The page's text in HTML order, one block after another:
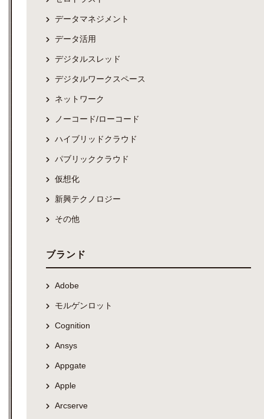
データマネジメント
データ活用
デジタルスレッド
デジタルワークスペース
ネットワーク
ノーコード/ローコード
ハイブリッドクラウド
パブリッククラウド
仮想化
新興テクノロジー
その他
ブランド
Adobe
モルゲンロット
Cognition
Ansys
Appgate
Apple
Arcserve